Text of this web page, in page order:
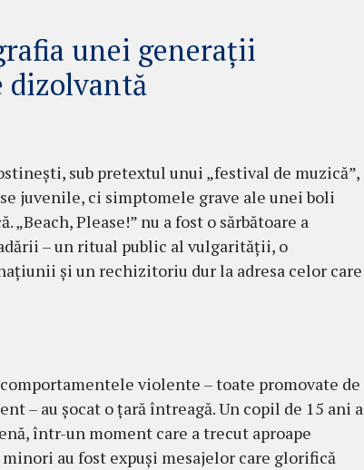
unei generații
dizolvantă
sub pretextul unui „festival de muzică”,
juvenile, ci simptomele grave ale unei boli
„Beach, Please!” nu a fost o sărbătoare a
– un ritual public al vulgarității, o
și un rechizitoriu dur la adresa celor care
violente – toate promovate de
– au șocat o țară întreagă. Un copil de 15 ani a
într-un moment care a trecut aproape
au fost expuși mesajelor care glorifică